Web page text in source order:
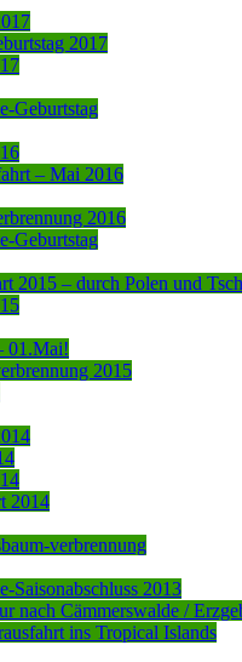
2017
Geburtstag
– Mai 2016
2016
Geburtstag
2015 – durch Polen und
01.Mai!
2015
2014
verbrennung
Saisonabschluss 2013
nach Cämmerswalde /
ins Tropical Islands